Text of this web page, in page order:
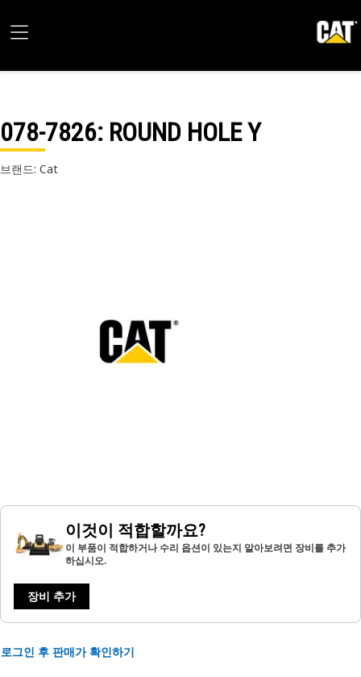
078-7826: ROUND HOLE Y
브랜드: Cat
이것이 적합할까요?
이 부품이 적합하거나 수리 옵션이 있는지 알아보려면 장비를 추가
하십시오.
장비 추가
로그인 후 판매가 확인하기